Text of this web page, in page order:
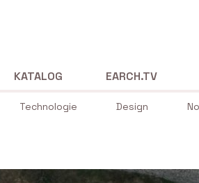
Technologie Design
KATALOG EARCH.TV